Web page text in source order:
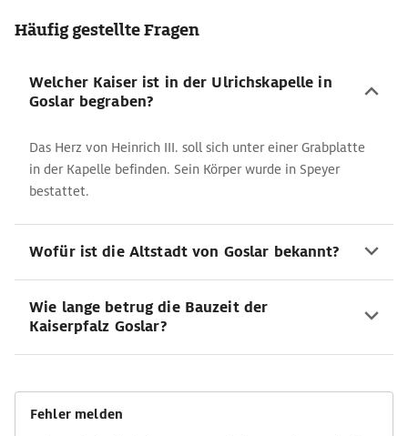
Häufig gestellte Fragen
Welcher Kaiser ist in der Ulrichskapelle in
Goslar begraben?
Das Herz von Heinrich III. soll sich unter einer Grabplatte
in der Kapelle befinden. Sein Körper wurde in Speyer
bestattet.
Wofür ist die Altstadt von Goslar bekannt?
Wie lange betrug die Bauzeit der
Kaiserpfalz Goslar?
Fehler melden